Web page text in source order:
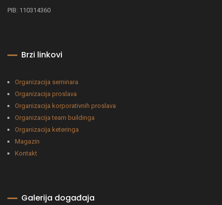
PIB: 110314360
Brzi linkovi
Organizacija seminara
Organizacija proslava
Organizacija korporativnih proslava
Organizacija team buildinga
Organizacija keteringa
Magazin
Kontakt
Galerija događaja